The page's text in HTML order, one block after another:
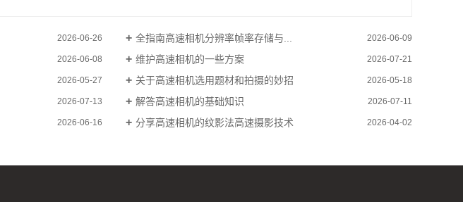
2026-06-26 全指南高速相机分辨率帧率存储与... 2026-06-09
2026-06-08 维护高速相机的一些方案 2026-07-21
2026-05-27 关于高速相机选用题材和拍摄的妙招 2026-05-18
2026-07-13 解答高速相机的基础知识 2026-07-11
2026-06-16 分享高速相机的纹影法高速摄影技术 2026-04-02